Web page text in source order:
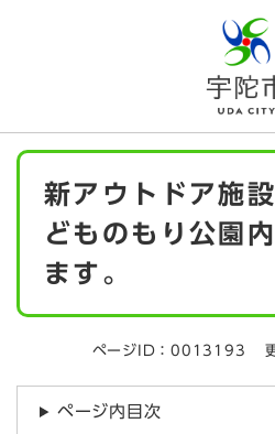
メニューを飛ば
本
新アウトドア施
どものもり公園
ます。
ページID：0013193
ページ内目次